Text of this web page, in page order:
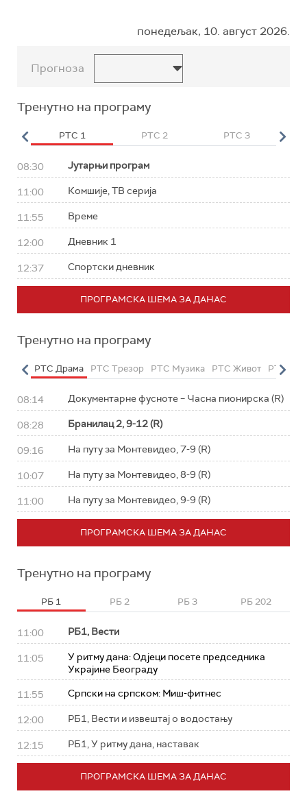
понедељак, 10. август 2026.
Прогноза
Тренутно на програму
РТС 1 РТС 2 РТС 3
08:30 Јутарњи програм
11:00 Комшије, ТВ серија
11:55 Време
12:00 Дневник 1
12:37 Спортски дневник
ПРОГРАМСКА ШЕМА ЗА ДАНАС
Тренутно на програму
РТС Драма РТС Трезор РТС Музика РТС Живот РТС
08:14 Документарне фусноте – Часна пионирска (R)
08:28 Бранилац 2, 9-12 (R)
09:16 На путу за Монтевидео, 7-9 (R)
10:07 На путу за Монтевидео, 8-9 (R)
11:00 На путу за Монтевидео, 9-9 (R)
ПРОГРАМСКА ШЕМА ЗА ДАНАС
Тренутно на програму
РБ 1 РБ 2 РБ 3 РБ 202
11:00 РБ1, Вести
11:05
У ритму дана: Од‌јеци посете председника
Украјине Београду
11:55 Српски на српском: Миш-фитнес
12:00 РБ1, Вести и извештај о водостању
12:15 РБ1, У ритму дана, наставак
ПРОГРАМСКА ШЕМА ЗА ДАНАС